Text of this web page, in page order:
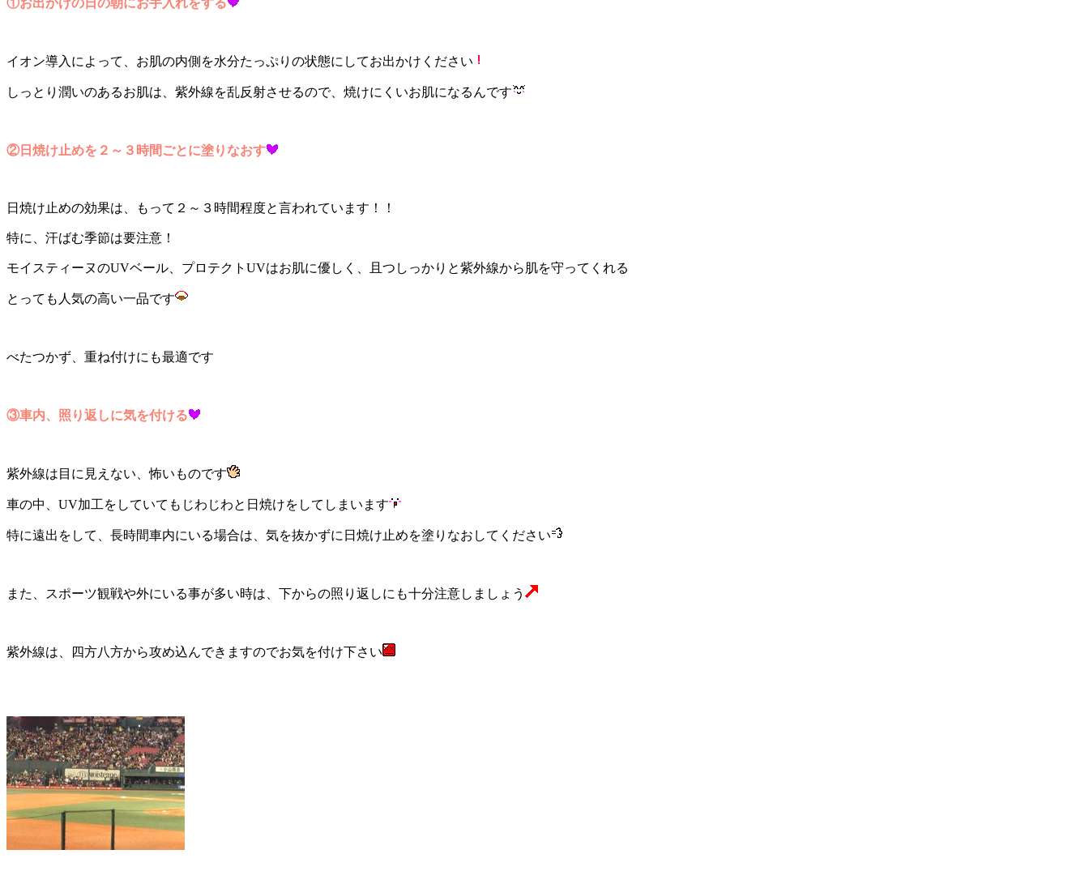
①お出かけの日の朝にお手入れをする
イオン導入によって、お肌の内側を水分たっぷりの状態にしてお出かけください
しっとり潤いのあるお肌は、紫外線を乱反射させるので、焼けにくいお肌になるんです
②日焼け止めを２～３時間ごとに塗りなおす
日焼け止めの効果は、もって２～３時間程度と言われています！！
特に、汗ばむ季節は要注意！
モイスティーヌのUVベール、プロテクトUVはお肌に優しく、且つしっかりと紫外線から肌を守ってくれる
とっても人気の高い一品です
べたつかず、重ね付けにも最適です
③車内、照り返しに気を付ける
紫外線は目に見えない、怖いものです
車の中、UV加工をしていてもじわじわと日焼けをしてしまいます
特に遠出をして、長時間車内にいる場合は、気を抜かずに日焼け止めを塗りなおしてください
また、スポーツ観戦や外にいる事が多い時は、下からの照り返しにも十分注意しましょう
紫外線は、四方八方から攻め込んできますのでお気を付け下さい